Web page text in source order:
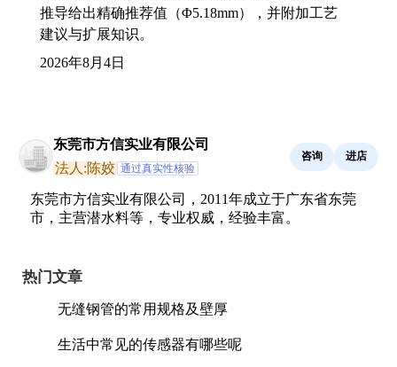
推导给出精确推荐值（Φ5.18mm），并附加工艺
建议与扩展知识。
2026年8月4日
东莞市方信实业有限公司
法人:陈姣 通过真实性核验
咨询 进店
东莞市方信实业有限公司，2011年成立于广东省东莞
市，主营潜水料等，专业权威，经验丰富。
热门文章
无缝钢管的常用规格及壁厚
生活中常见的传感器有哪些呢